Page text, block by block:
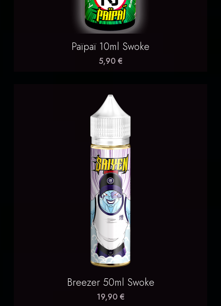
Païpaï 10ml Swoke
5,90 €
Breezer 50ml Swoke
19,90 €